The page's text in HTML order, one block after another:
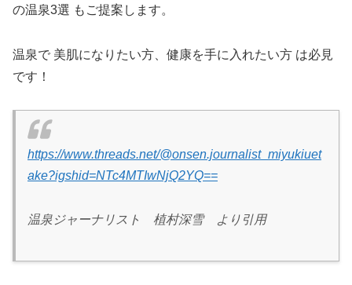
の温泉3選 もご提案します。
温泉で 美肌になりたい方、健康を手に入れたい方 は必見
です！
https://www.threads.net/@onsen.journalist_miyukiuet
ake?igshid=NTc4MTIwNjQ2YQ==
温泉ジャーナリスト 植村深雪 より引用